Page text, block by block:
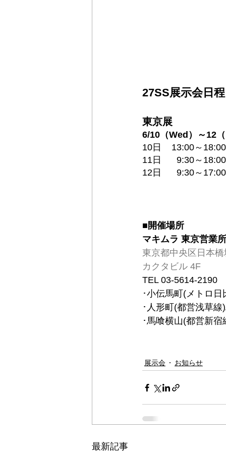
27SS展示会日程
東京展
6/10（Wed）～12
10日    13:00～18:00
11日      9:30～18:00
12日      9:30～17:00
■開催場所
マキムラ 東京営業所
東京都中央区日本
カクタビル 4F
TEL 03-5614-2190
･小伝馬町(メトロ
･人形町(都営浅草
･馬喰横山(都営新
展示会 お知らせ
最新記事